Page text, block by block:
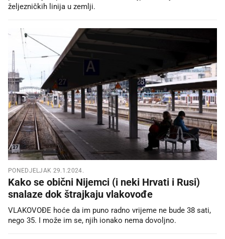
željezničkih linija u zemlji.
PONEDJELJAK 29.1.2024.
Kako se obični Nijemci (i neki Hrvati i Rusi)
snalaze dok štrajkaju vlakovođe
VLAKOVOĐE hoće da im puno radno vrijeme ne bude 38 sati,
nego 35. I može im se, njih ionako nema dovoljno.